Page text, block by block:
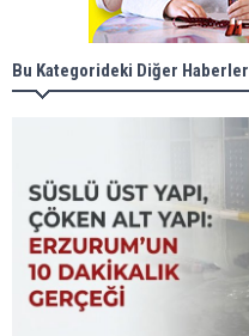
Bu Kategorideki Diğer Haberler